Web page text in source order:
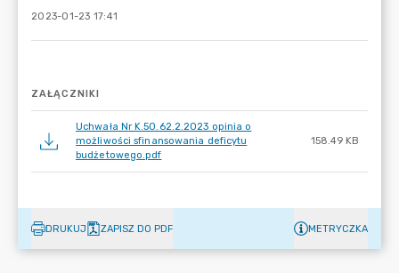
2023-01-23 17:41
ZAŁĄCZNIKI
Uchwała Nr K.50.62.2.2023 opinia o
możliwości sfinansowania deficytu
budżetowego.pdf
158.49 KB
DRUKUJ ZAPISZ DO PDF METRYCZKA